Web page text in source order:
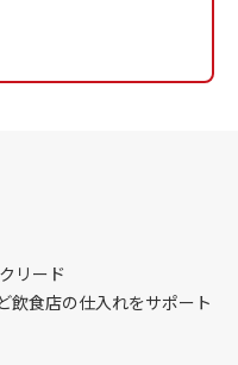
リード
飲食店の仕入れをサポート